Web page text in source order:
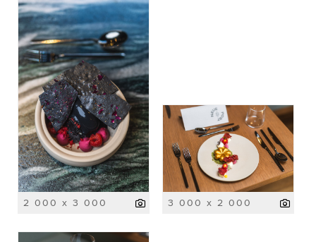
2 000 x 3 000 3 000 x 2 000